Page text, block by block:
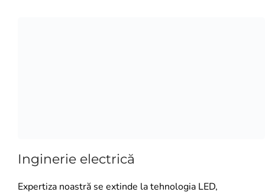
Inginerie electrică
Expertiza noastră se extinde la tehnologia LED,